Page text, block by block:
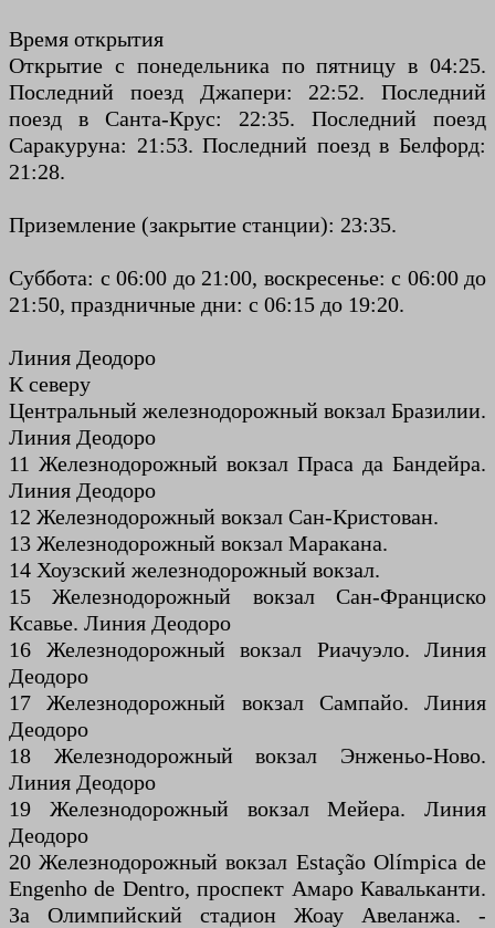
Время открытия
Открытие с понедельника по пятницу в 04:25.
Последний поезд Джапери: 22:52. Последний
поезд в Санта-Крус: 22:35. Последний поезд
Саракуруна: 21:53. Последний поезд в Белфорд:
21:28.
Приземление (закрытие станции): 23:35.
Суббота: с 06:00 до 21:00, воскресенье: с 06:00 до
21:50, праздничные дни: с 06:15 до 19:20.
Линия Деодоро
К северу
Центральный железнодорожный вокзал Бразилии.
Линия Деодоро
11 Железнодорожный вокзал Праса да Бандейра.
Линия Деодоро
12 Железнодорожный вокзал Сан-Кристован.
13 Железнодорожный вокзал Маракана.
14 Хоузский железнодорожный вокзал.
15 Железнодорожный вокзал Сан-Франциско
Ксавье. Линия Деодоро
16 Железнодорожный вокзал Риачуэло. Линия
Деодоро
17 Железнодорожный вокзал Сампайо. Линия
Деодоро
18 Железнодорожный вокзал Энженьо-Ново.
Линия Деодоро
19 Железнодорожный вокзал Мейера. Линия
Деодоро
20 Железнодорожный вокзал Estação Olímpica de
Engenho de Dentro, проспект Амаро Кавальканти.
За Олимпийский стадион Жоау Авеланжа. -